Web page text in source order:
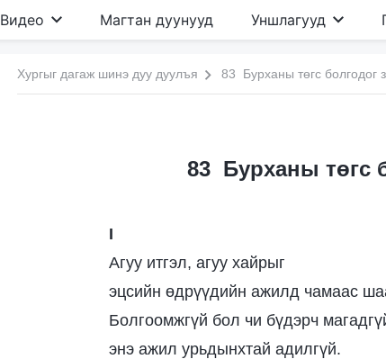
Видео Магтан дуунууд Уншлагууд
Хургыг дагаж шинэ дуу дуулъя 83 Бурханы төгс болгодог
83 Бурханы төгс
I
Агуу итгэл, агуу хайрыг
эцсийн өдрүүдийн ажилд чамаас
Болгоомжгүй бол чи бүдэрч
энэ ажил урьдынхтай адилгүй.